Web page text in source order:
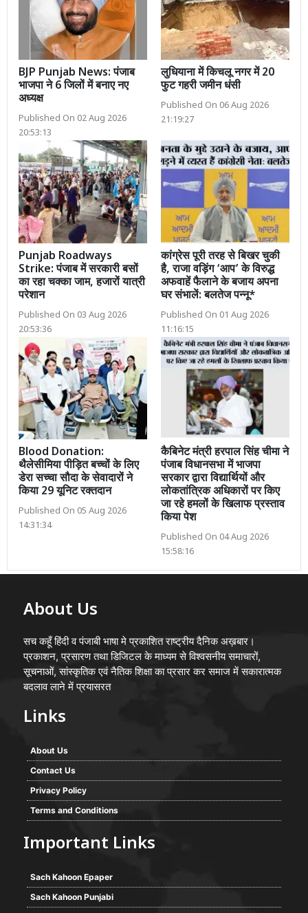
BJP Punjab News: पंजाब
भाजपा ने 6 जिलों में बनाए नए
अध्यक्ष
Published On 02 Aug 2026
20:53:13
लुधियाना में किचलू नगर में 20
फुट गहरी जमीन धंसी
Published On 06 Aug 2026
21:19:27
Punjab Roadways
Strike: पंजाब में सरकारी बसों
का रहा चक्का जाम, हजारों यात्री
परेशान
Published On 03 Aug 2026
20:53:36
कांग्रेस पूरी तरह से बिखर चुकी
है, राजा वड़िंग ‘आप’ के विरुद्ध
अफवाहें फैलाने के बजाय अपना
घर संभालें: बलतेज पन्नू*
Published On 01 Aug 2026
11:16:15
Blood Donation:
थैलेसीमिया पीड़ित बच्चों के लिए
डेरा सच्चा सौदा के सेवादारों ने
किया 29 यूनिट रक्तदान
Published On 05 Aug 2026
14:31:34
कैबिनेट मंत्री हरपाल सिंह चीमा ने
पंजाब विधानसभा में भाजपा
सरकार द्वारा विद्यार्थियों और
लोकतांत्रिक अधिकारों पर किए
जा रहे हमलों के खिलाफ प्रस्ताव
किया पेश
Published On 04 Aug 2026
15:58:16
About Us
सच कहूँ हिंदी व पंजाबी भाषा मे प्रकाशित राष्ट्रीय दैनिक अख़बार।
प्रकाशन, प्रसारण तथा डिजिटल के माध्यम से विश्वसनीय समाचारों,
सूचनाओं, सांस्कृतिक एवं नैतिक शिक्षा का प्रसार कर समाज में सकारात्मक
बदलाव लाने में प्रयासरत
Links
About Us
Contact Us
Privacy Policy
Terms and Conditions
Important Links
Sach Kahoon Epaper
Sach Kahoon Punjabi